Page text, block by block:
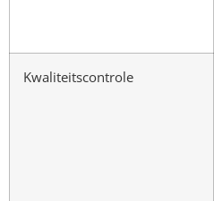
Kwaliteitscontrole